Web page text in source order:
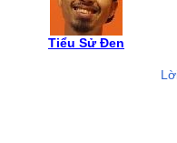
Tiểu Sử Đen